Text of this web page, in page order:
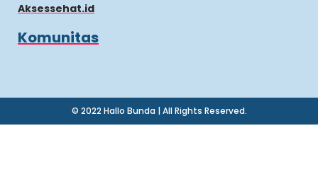
Aksessehat.id
Komunitas
© 2022 Hallo Bunda | All Rights Reserved.